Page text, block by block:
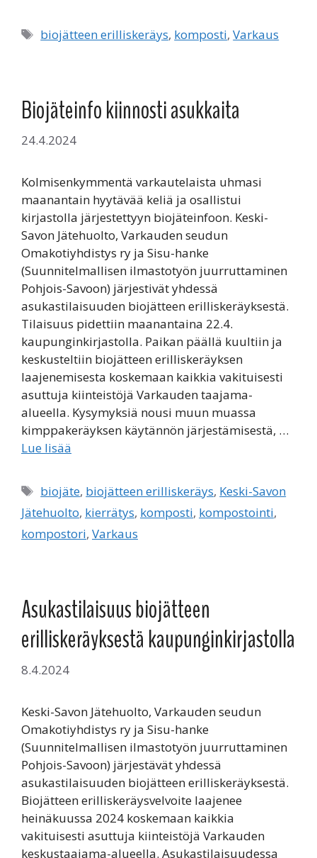
Avainsanat
biojätteen erilliskeräys, komposti,Varkaus
Biojäteinfo kiinnosti asukkaita
24.4.2024
Kolmisenkymmentä varkautelaista uhmasi
maanantain hyytävää keliä ja osallistui
kirjastolla järjestettyyn biojäteinfoon. Keski-
Savon Jätehuolto, Varkauden seudun
Omakotiyhdistys ry ja Sisu-hanke
(Suunnitelmallisen ilmastotyön juurruttaminen
Pohjois-Savoon) järjestivät yhdessä
asukastilaisuuden biojätteen erilliskeräyksestä.
Tilaisuus pidettiin maanantaina 22.4.
kaupunginkirjastolla. Paikan päällä kuultiin ja
keskusteltiin biojätteen erilliskeräyksen
laajenemisesta koskemaan kaikkia vakituisesti
asuttuja kiinteistöjä Varkauden taajama-
alueella. Kysymyksiä nousi muun muassa
kimppakeräyksen käytännön järjestämisestä, …
Lue lisää
Avainsanat
biojäte, biojätteen erilliskeräys, Keski-Savon
Jätehuolto, kierrätys, komposti, kompostointi,
kompostori, Varkaus
Asukastilaisuus biojätteen
erilliskeräyksestä kaupunginkirjastolla
8.4.2024
Keski-Savon Jätehuolto, Varkauden seudun
Omakotiyhdistys ry ja Sisu-hanke
(Suunnitelmallisen ilmastotyön juurruttaminen
Pohjois-Savoon) järjestävät yhdessä
asukastilaisuuden biojätteen erilliskeräyksestä.
Biojätteen erilliskeräysvelvoite laajenee
heinäkuussa 2024 koskemaan kaikkia
vakituisesti asuttuja kiinteistöjä Varkauden
keskustaajama-alueella. Asukastilaisuudessa